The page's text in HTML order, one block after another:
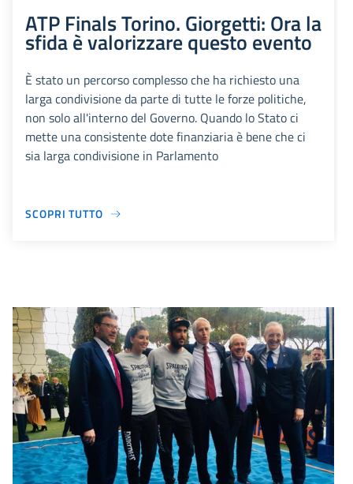
ATP Finals Torino. Giorgetti: Ora la
sfida è valorizzare questo evento
È stato un percorso complesso che ha richiesto una
larga condivisione da parte di tutte le forze politiche,
non solo all'interno del Governo. Quando lo Stato ci
mette una consistente dote finanziaria è bene che ci
sia larga condivisione in Parlamento
SCOPRI TUTTO